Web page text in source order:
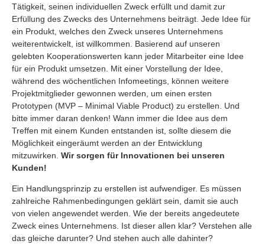
Tätigkeit, seinen individuellen Zweck erfüllt und damit zur
Erfüllung des Zwecks des Unternehmens beiträgt. Jede Idee für
ein Produkt, welches den Zweck unseres Unternehmens
weiterentwickelt, ist willkommen. Basierend auf unseren
gelebten Kooperationswerten kann jeder Mitarbeiter eine Idee
für ein Produkt umsetzen. Mit einer Vorstellung der Idee,
während des wöchentlichen Infomeetings, können weitere
Projektmitglieder gewonnen werden, um einen ersten
Prototypen (MVP – Minimal Viable Product) zu erstellen. Und
bitte immer daran denken! Wann immer die Idee aus dem
Treffen mit einem Kunden entstanden ist, sollte diesem die
Möglichkeit eingeräumt werden an der Entwicklung
mitzuwirken. Wir sorgen für Innovationen bei unseren
Kunden!
Ein Handlungsprinzip zu erstellen ist aufwendiger. Es müssen
zahlreiche Rahmenbedingungen geklärt sein, damit sie auch
von vielen angewendet werden. Wie der bereits angedeutete
Zweck eines Unternehmens. Ist dieser allen klar? Verstehen alle
das gleiche darunter? Und stehen auch alle dahinter?